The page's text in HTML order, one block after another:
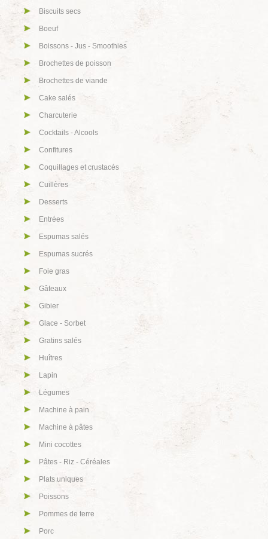
Biscuits secs
Boeuf
Boissons - Jus - Smoothies
Brochettes de poisson
Brochettes de viande
Cake salés
Charcuterie
Cocktails - Alcools
Confitures
Coquillages et crustacés
Cuillères
Desserts
Entrées
Espumas salés
Espumas sucrés
Foie gras
Gâteaux
Gibier
Glace - Sorbet
Gratins salés
Huîtres
Lapin
Légumes
Machine à pain
Machine à pâtes
Mini cocottes
Pâtes - Riz - Céréales
Plats uniques
Poissons
Pommes de terre
Porc